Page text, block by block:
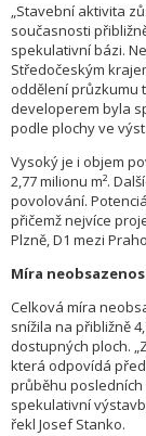
„Stavební aktivita
současnosti
spekulativní bázi.
Středočeským
oddělení průzkumu
developerem byla
podle plochy ve
Vysoký je i objem
2,77 milionu m².
povolování.
přičemž nejvíce
Plzně, D1 mezi
Míra
Celková míra
snížila na přibližně
dostupných ploch.
která odpovídá
průběhu
spekulativní
řekl Josef Stanko.